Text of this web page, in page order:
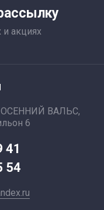
и акциях
ОСЕННИЙ ВАЛЬС,
6
41
54